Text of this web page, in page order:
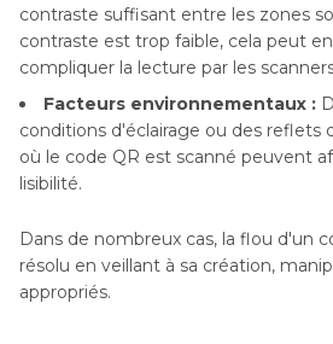
contraste suffisant entre les zones
contraste est trop faible, cela peut
compliquer la lecture par les
Facteurs environnementaux :
conditions d'éclairage ou des reflets
où le code QR est scanné peuvent
lisibilité.
Dans de nombreux cas, la flou d'un
résolu en veillant à sa création,
appropriés.